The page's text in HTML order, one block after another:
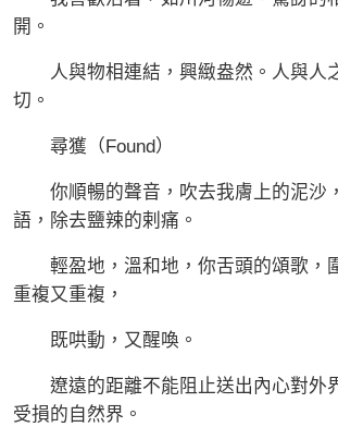
開。
人與物相連結，興緻盎然。人與人
切。
尋獲（Found）
你順暢的聲音，吹去我膚上的泥沙
語，除去鹽辣的剌痛。
輕盈地，溫和地，你舌頭的頌歌，
重複又重複，
既哄動，又醒喚。
遼遠的距離不能阻止送出內心對外
受損的自然界。